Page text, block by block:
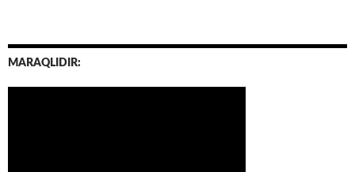
MARAQLIDIR: